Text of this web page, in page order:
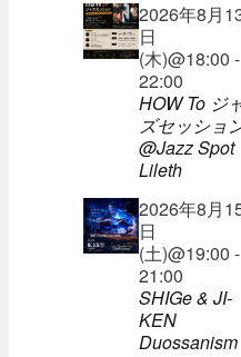
2026年8月
日
(木)@18:00 -
22:00
HOW To ジ
ズセッショ
@Jazz Spot
Lileth
2026年8月
日
(土)@19:00 -
21:00
SHIGe & JI-
KEN
Duossanism